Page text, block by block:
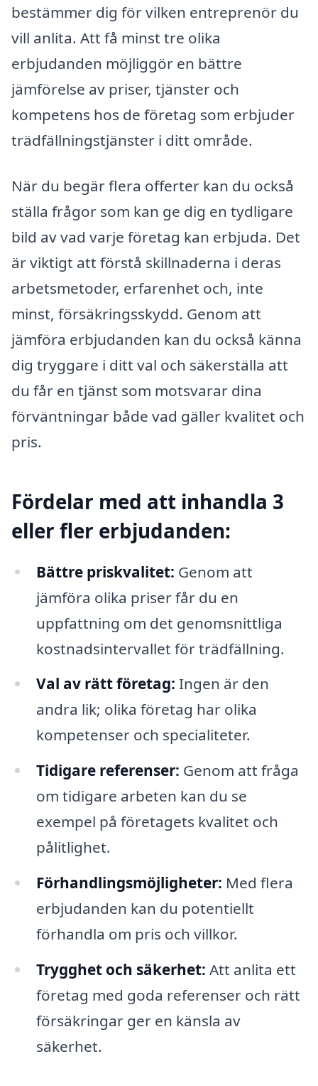
bestämmer dig för vilken entreprenör du
vill anlita. Att få minst tre olika
erbjudanden möjliggör en bättre
jämförelse av priser, tjänster och
kompetens hos de företag som erbjuder
trädfällningstjänster i ditt område.
När du begär flera offerter kan du också
ställa frågor som kan ge dig en tydligare
bild av vad varje företag kan erbjuda. Det
är viktigt att förstå skillnaderna i deras
arbetsmetoder, erfarenhet och, inte
minst, försäkringsskydd. Genom att
jämföra erbjudanden kan du också känna
dig tryggare i ditt val och säkerställa att
du får en tjänst som motsvarar dina
förväntningar både vad gäller kvalitet och
pris.
Fördelar med att inhandla 3
eller fler erbjudanden:
Bättre priskvalitet: Genom att
jämföra olika priser får du en
uppfattning om det genomsnittliga
kostnadsintervallet för trädfällning.
Val av rätt företag: Ingen är den
andra lik; olika företag har olika
kompetenser och specialiteter.
Tidigare referenser: Genom att fråga
om tidigare arbeten kan du se
exempel på företagets kvalitet och
pålitlighet.
Förhandlingsmöjligheter: Med flera
erbjudanden kan du potentiellt
förhandla om pris och villkor.
Trygghet och säkerhet: Att anlita ett
företag med goda referenser och rätt
försäkringar ger en känsla av
säkerhet.